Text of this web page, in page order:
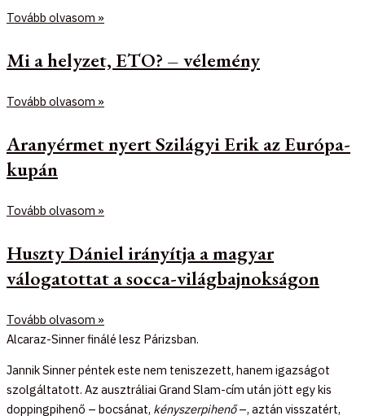
Tovább olvasom »
Mi a helyzet, ETO? – vélemény
Tovább olvasom »
Aranyérmet nyert Szilágyi Erik az Európa-
kupán
Tovább olvasom »
Huszty Dániel irányítja a magyar
válogatottat a socca-világbajnokságon
Tovább olvasom »
Alcaraz-Sinner finálé lesz Párizsban.
Jannik Sinner péntek este nem teniszezett, hanem igazságot
szolgáltatott. Az ausztráliai Grand Slam-cím után jött egy kis
doppingpihenő – bocsánat, kényszerpihenő–, aztán visszatért,